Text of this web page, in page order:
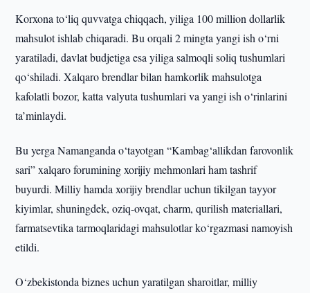
Korxona to‘liq quvvatga chiqqach, yiliga 100 million dollarlik
mahsulot ishlab chiqaradi. Bu orqali 2 mingta yangi ish o‘rni
yaratiladi, davlat budjetiga esa yiliga salmoqli soliq tushumlari
qo‘shiladi. Xalqaro brendlar bilan hamkorlik mahsulotga
kafolatli bozor, katta valyuta tushumlari va yangi ish o‘rinlarini
ta’minlaydi.
Bu yerga Namanganda o‘tayotgan “Kambag‘allikdan farovonlik
sari” xalqaro forumining xorijiy mehmonlari ham tashrif
buyurdi. Milliy hamda xorijiy brendlar uchun tikilgan tayyor
kiyimlar, shuningdek, oziq-ovqat, charm, qurilish materiallari,
farmatsevtika tarmoqlaridagi mahsulotlar ko‘rgazmasi namoyish
etildi.
O‘zbekistonda biznes uchun yaratilgan sharoitlar, milliy